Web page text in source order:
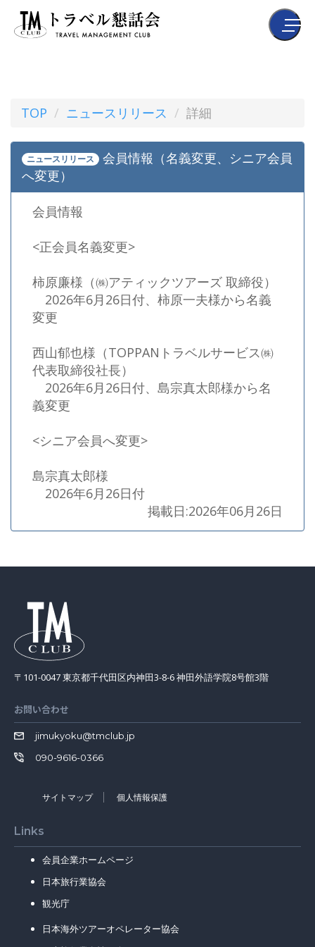
TOP ニュースリリース 詳細
ニュースリリース
会員情報（名義変更、シニア会員
へ変更）
会員情報
<正会員名義変更>
柿原廉様（㈱アティックツアーズ 取締役）
2026年6月26日付、柿原一夫様から名義
変更
西山郁也様（TOPPANトラベルサービス㈱
代表取締役社長）
2026年6月26日付、島宗真太郎様から名
義変更
<シニア会員へ変更>
島宗真太郎様
2026年6月26日付
掲載日:2026年06月26日
〒101-0047 東京都千代田区内神田3-8-6 神田外語学院8号館3階
お問い合わせ
jimukyoku@tmclub.jp
090-9616-0366
サイトマップ 個人情報保護
Links
会員企業ホームページ
日本旅行業協会
観光庁
日本海外ツアーオペレーター協会